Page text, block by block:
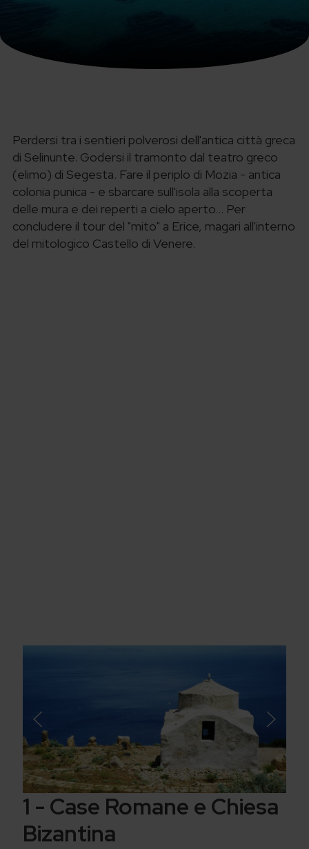
Perdersi tra i sentieri polverosi dell'antica città greca
di Selinunte. Godersi il tramonto dal teatro greco
(elimo) di Segesta. Fare il periplo di Mozia - antica
colonia punica - e sbarcare sull'isola alla scoperta
delle mura e dei reperti a cielo aperto... Per
concludere il tour del "mito" a Erice, magari all'interno
del mitologico Castello di Venere.
1 - Case Romane e Chiesa
Bizantina